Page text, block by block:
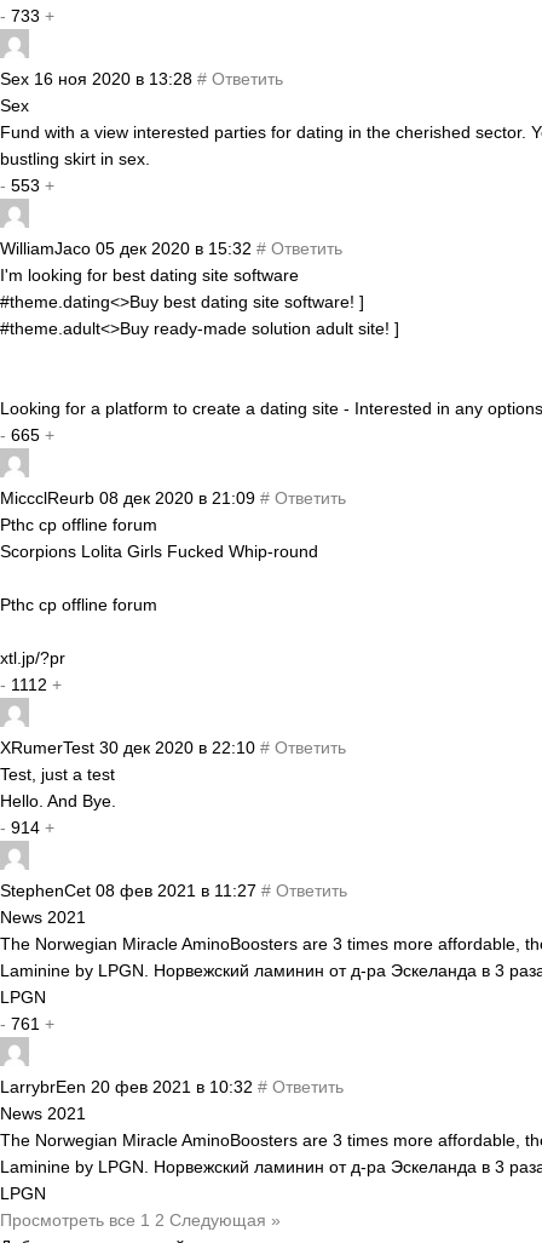
- 733 +
Sex 16 ноя 2020 в 13:28 # Ответить
Sex
Fund with a view interested parties for dating in the cherished sector.
bustling skirt in sex.
- 553 +
WilliamJaco 05 дек 2020 в 15:32 # Ответить
I'm looking for best dating site software
#theme.dating<>Buy best dating site software! ]
#theme.adult<>Buy ready-made solution adult site! ]
Looking for a platform to create a dating site - Interested in any
- 665 +
MiccclReurb 08 дек 2020 в 21:09 # Ответить
Pthc cp offline forum
Scorpions Lolita Girls Fucked Whip-round
Pthc cp offline forum
xtl.jp/?pr
- 1112 +
XRumerTest 30 дек 2020 в 22:10 # Ответить
Test, just a test
Hello. And Bye.
- 914 +
StephenCet 08 фев 2021 в 11:27 # Ответить
News 2021
The Norwegian Miracle AminoBoosters are 3 times more affordable,
Laminine by LPGN. Норвежский ламинин от д-ра Эскеланда в 3
LPGN
- 761 +
LarrybrEen 20 фев 2021 в 10:32 # Ответить
News 2021
The Norwegian Miracle AminoBoosters are 3 times more affordable,
Laminine by LPGN. Норвежский ламинин от д-ра Эскеланда в 3
LPGN
Просмотреть все 1 2 Следующая »